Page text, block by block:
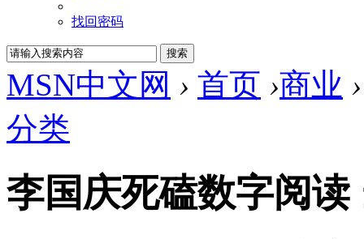
找回密码
MSN中文网 › 首页 ›商业 ›
分类
李国庆死磕数字阅